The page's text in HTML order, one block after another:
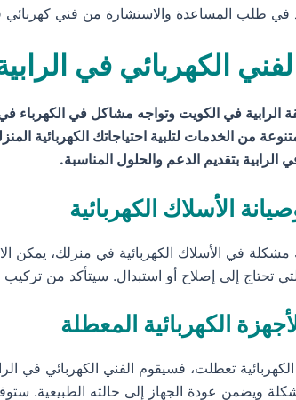
في طلب المساعدة والاستشارة من فني
الكهربائي في
الرابية في الكويت وتواجه مشاكل في الكهرباء
من الخدمات لتلبية احتياجاتك الكهربائية
الرابية بتقديم الدعم والحلول المناسبة.
الأسلاك الكهربائية
مشكلة في الأسلاك الكهربائية في منزلك، يمكن
تحتاج إلى إصلاح أو استبدال. سيتأكد من
الكهربائية المعطلة
تعطلت، فسيقوم الفني الكهربائي في
ويضمن عودة الجهاز إلى حالته الطبيعية.